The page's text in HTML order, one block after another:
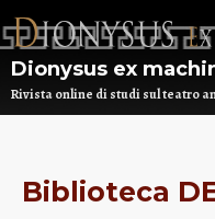
Dionysus ex
Rivista online di studi sul teatro
Biblioteca